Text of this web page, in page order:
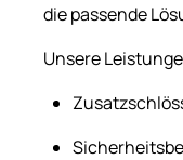
die passende
Unsere